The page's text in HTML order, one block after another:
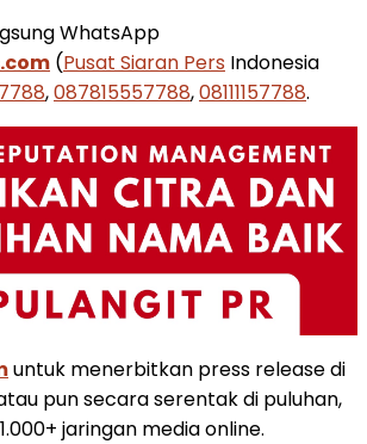
WhatsApp
(Pusat Siaran Pers Indonesia
,087815557788,08111157788.
untuk menerbitkan press release di
pun secara serentak di puluhan,
jaringan media online.